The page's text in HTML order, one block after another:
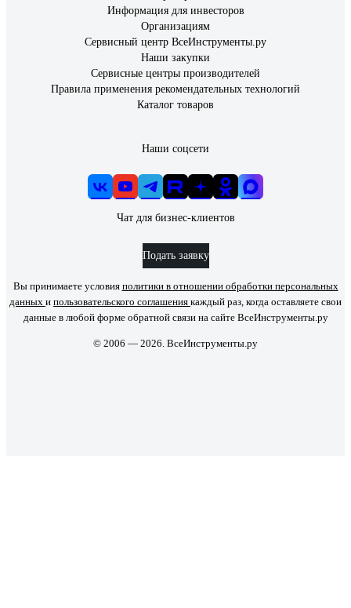
Информация для инвесторов
Организациям
Сервисный центр ВсеИнструменты.ру
Наши закупки
Сервисные центры производителей
Правила применения рекомендательных технологий
Каталог товаров
Наши соцсети
Чат для бизнес-клиентов
Подать заявку
Вы принимаете условия политики в отношении обработки персональных
данных и пользовательского соглашения каждый раз, когда оставляете свои
данные в любой форме обратной связи на сайте ВсеИнструменты.ру
© 2006 — 2026. ВсеИнструменты.ру